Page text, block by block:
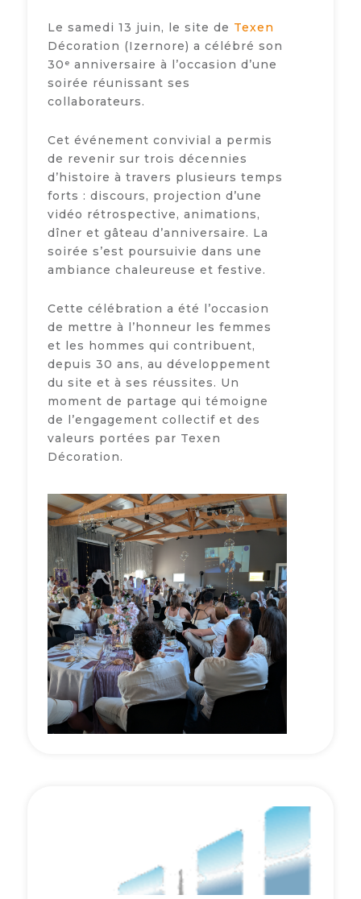
Le samedi 13 juin, le site de Texen
Décoration (Izernore) a célébré son
30ᵉ anniversaire à l’occasion d’une
soirée réunissant ses
collaborateurs.
Cet événement convivial a permis
de revenir sur trois décennies
d’histoire à travers plusieurs temps
forts : discours, projection d’une
vidéo rétrospective, animations,
dîner et gâteau d’anniversaire. La
soirée s’est poursuivie dans une
ambiance chaleureuse et festive.
Cette célébration a été l’occasion
de mettre à l’honneur les femmes
et les hommes qui contribuent,
depuis 30 ans, au développement
du site et à ses réussites. Un
moment de partage qui témoigne
de l’engagement collectif et des
valeurs portées par Texen
Décoration.